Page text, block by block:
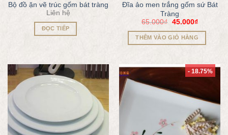
Bộ đồ ặn vẽ trúc gốm bát tràng
Liên hệ
ĐỌC TIẾP
Đĩa ảo men trắng gốm sứ Bát
Tràng
65.000₫ 45.000₫
THÊM VÀO GIỎ HÀNG
- 18.75%